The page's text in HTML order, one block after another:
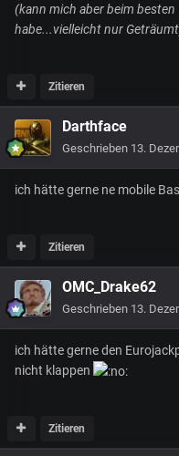
(kann mich aber beim
habe...vielleicht nur
Zitieren
Darthface
Geschrieben 13.
ich hätte gerne ne mobile
Zitieren
OMC_Drake62
Geschrieben 13.
ich hätte gerne den
nicht klappen
Zitieren